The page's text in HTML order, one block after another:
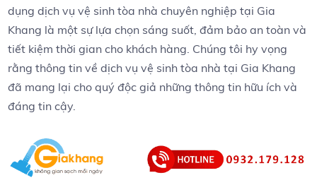
dụng dịch vụ vệ sinh tòa nhà chuyên nghiệp tại Gia
Khang là một sự lựa chọn sáng suốt, đảm bảo an toàn và
tiết kiệm thời gian cho khách hàng. Chúng tôi hy vọng
rằng thông tin về dịch vụ vệ sinh tòa nhà tại Gia Khang
đã mang lại cho quý độc giả những thông tin hữu ích và
đáng tin cậy.